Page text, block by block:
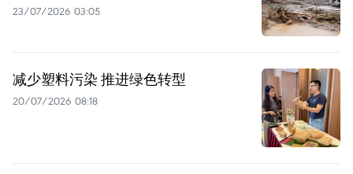
23/07/2026 03:05
减少塑料污染 推进绿色转型
20/07/2026 08:18